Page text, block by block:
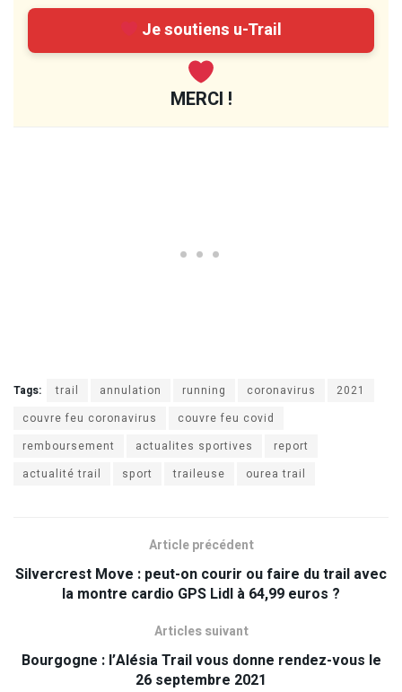
Je soutiens u-Trail
MERCI !
Tags: trail annulation running coronavirus
2021
couvre feu coronavirus
couvre feu covid
remboursement
actualites sportives
report
actualité trail
sport traileuse ourea trail
Article précédent
Silvercrest Move : peut-on courir ou faire du trail avec
la montre cardio GPS Lidl à 64,99 euros ?
Articles suivant
Bourgogne : l’Alésia Trail vous donne rendez-vous le
26 septembre 2021